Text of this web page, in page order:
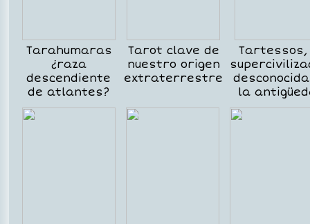
Tarahumaras
¿raza
descendiente
de atlantes?
Tarot clave de
nuestro origen
extraterrestre
la